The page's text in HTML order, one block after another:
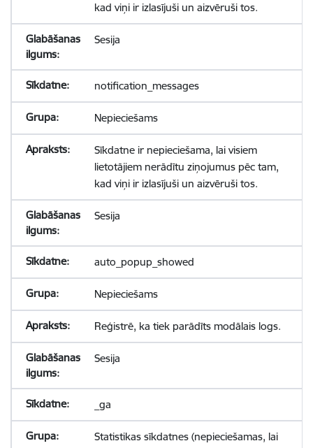
kad viņi ir izlasījuši un aizvēruši tos.
Sesija
notification_messages
Nepieciešams
Sīkdatne ir nepieciešama, lai visiem
lietotājiem nerādītu ziņojumus pēc tam,
kad viņi ir izlasījuši un aizvēruši tos.
Sesija
auto_popup_showed
Nepieciešams
Reģistrē, ka tiek parādīts modālais logs.
Sesija
_ga
Statistikas sīkdatnes (nepieciešamas, lai